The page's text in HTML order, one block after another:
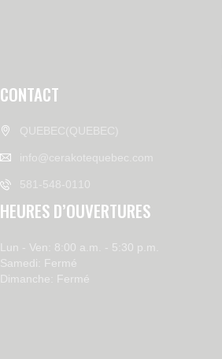
CONTACT
QUEBEC(QUEBEC)
info@cerakotequebec.com
581-548-0110
HEURES D’OUVERTURES
Lun - Ven: 8:00 a.m. - 5:30 p.m.
Samedi: Fermé
Dimanche: Fermé